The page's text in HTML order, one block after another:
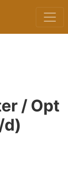
/ Opt